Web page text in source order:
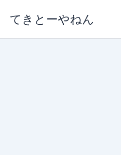
ス
てきとーやねん